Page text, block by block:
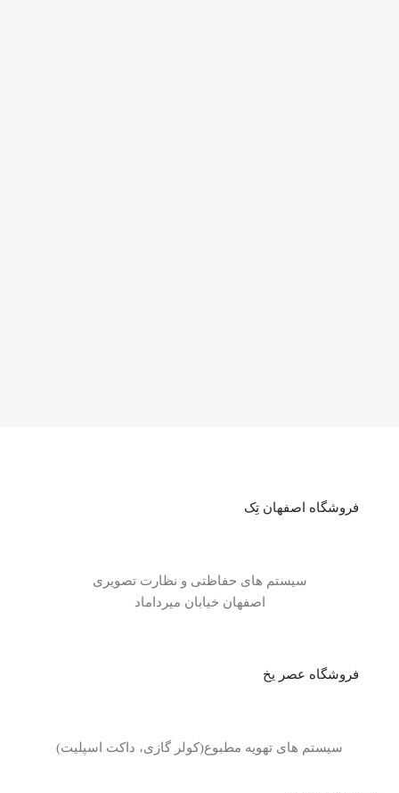
فروشگاه اصفهان تِک
سیستم های حفاظتی و نظارت تصویری
اصفهان خیابان میرداماد
فروشگاه عصر یخ
سیستم های تهویه مطبوع(کولر گازی، داکت اسپلیت)